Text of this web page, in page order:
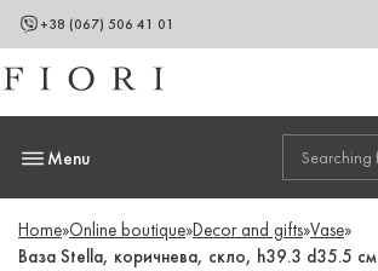
+38 (067) 506 41 01
Menu
Home»Online boutique»Decor and gifts»Vase»
Ваза Stella, коричнева, скло, h39.3 d35.5 см